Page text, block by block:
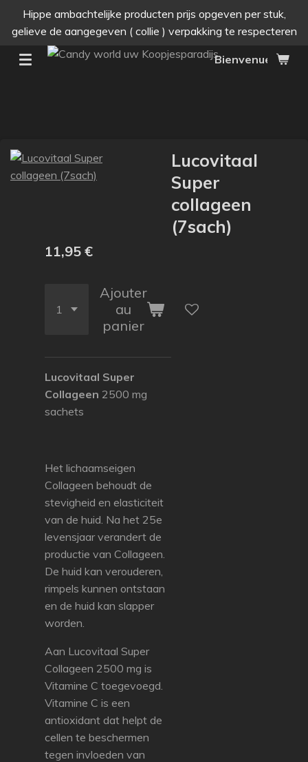
Passer
au
contenu
principal
Bienvenue dans
Hippe ambachtelijke producten prijs opgeven per stuk,
gelieve de aangegeven ( collie ) verpakking te respecteren
Lucovitaal
Super
collageen
(7sach)
11,95 €
Ajouter
au
panier
Lucovitaal Super
Collageen 2500 mg
sachets
Het lichaamseigen
Collageen behoudt de
stevigheid en elasticiteit
van de huid. Na het 25e
levensjaar verandert de
productie van Collageen.
De huid kan verouderen,
rimpels kunnen ontstaan
en de huid kan slapper
worden.
Aan Lucovitaal Super
Collageen 2500 mg is
Vitamine C toegevoegd.
Vitamine C is een
antioxidant dat helpt de
cellen te beschermen
tegen invloeden van